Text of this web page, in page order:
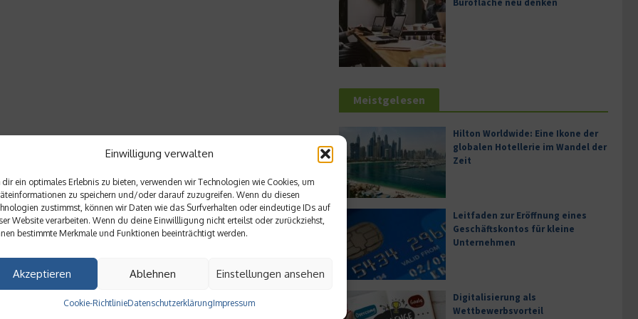
Einwilligung verwalten
dir ein optimales Erlebnis zu bieten, verwenden wir Technologien wie Cookies, um
zu speichern und/oder darauf zuzugreifen. Wenn du diesen
zustimmst, können wir Daten wie das Surfverhalten oder eindeutige IDs auf
Website verarbeiten. Wenn du deine Einwillligung nicht erteilst oder zurückziehst,
bestimmte Merkmale und Funktionen beeinträchtigt werden.
Akzeptieren Ablehnen Einstellungen ansehen
Cookie-RichtlinieDatenschutzerklärungImpressum
Bürofläche neu denken
Meistgelesen
Hilton Worldwide: Eine Ikone der
globalen Hotellerie im Wandel der
Zeit
Leitfaden zur Eröffnung eines
Geschäftskontos für kleine
Unternehmen
Digitalisierung als
Wettbewerbsvorteil